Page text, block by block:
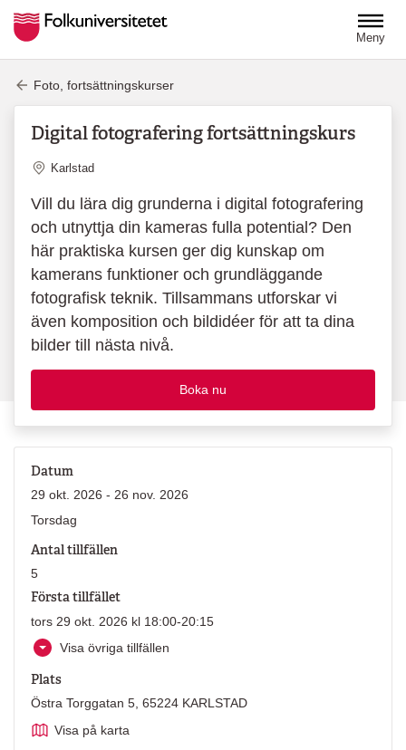
Meny
Foto, fortsättningskurser
Digital fotografering fortsättningskurs
Plats
Karlstad
Vill du lära dig grunderna i digital fotografering
och utnyttja din kameras fulla potential? Den
här praktiska kursen ger dig kunskap om
kamerans funktioner och grundläggande
fotografisk teknik. Tillsammans utforskar vi
även komposition och bildidéer för att ta dina
bilder till nästa nivå.
Boka nu
Datum
29 okt. 2026 - 26 nov. 2026
Torsdag
Antal tillfällen
5
Första tillfället
tors 29 okt. 2026 kl 18:00-20:15
Visa övriga tillfällen
Plats
Östra Torggatan 5, 65224 KARLSTAD
Visa på karta